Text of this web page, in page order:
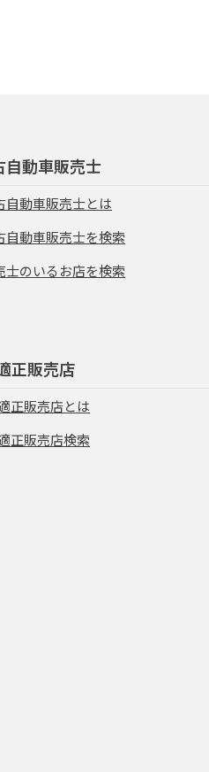
自動車販売士
自動車販売士とは
自動車販売士を検索
士のいるお店を検索
正販売店
正販売店とは
正販売店検索